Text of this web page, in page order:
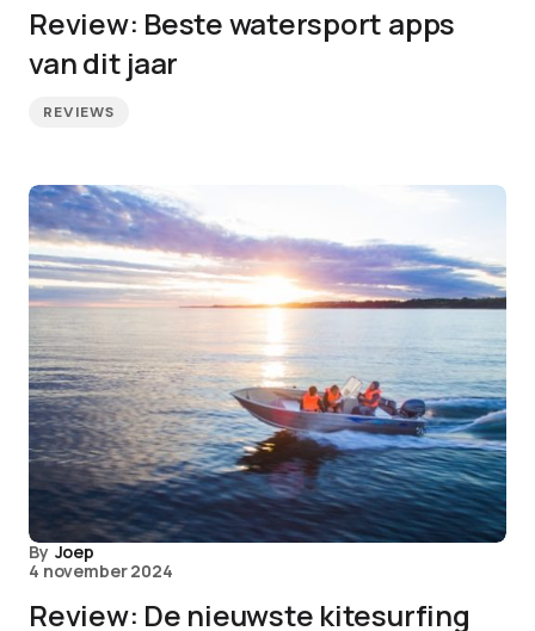
Review: Beste watersport apps
van dit jaar
REVIEWS
By Joep
4 november 2024
Review: De nieuwste kitesurfing